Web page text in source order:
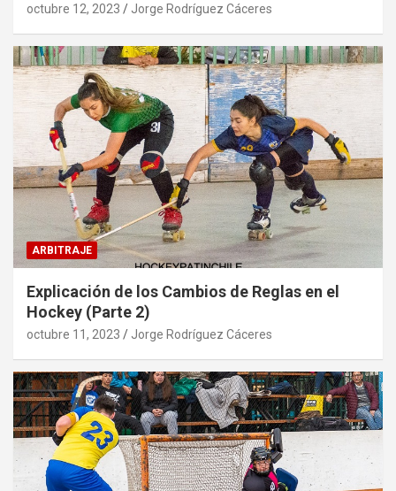
octubre 12, 2023 Jorge Rodríguez Cáceres
ARBITRAJE
Explicación de los Cambios de Reglas en el
Hockey (Parte 2)
octubre 11, 2023 Jorge Rodríguez Cáceres